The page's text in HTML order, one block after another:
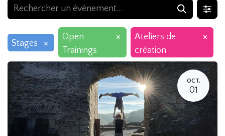
Stages ×
Open
Trainings
×
Ateliers de
création
×
OCT.
01